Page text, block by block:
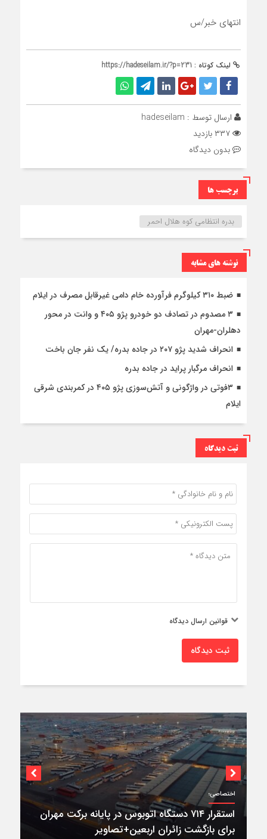
انتهای خبر/س
لینک کوتاه : https://hadeseilam.ir/?p=231
ارسال توسط : hadeseilam
بدون دیدگاه
برچسب ها
بدره انتظامی کوه هلال احمر
نوشته های مشابه
ضبط ۳۱۰ کیلوگرم فرآورده خام دامی غیرقابل مصرف در ایلام
۳ مصدوم در تصادف دو خودرو پژو ۴۰۵ و وانت در محور
دهلران-مهران
انحراف شدید پژو ۲۰۷ در جاده بدره/ یک نفر جان باخت
انحراف مرگبار پراید در جاده بدره
۳فوتی در واژگونی و آتش‌سوزی پژو ۴۰۵ در کمربندی شرقی
ایلام
ثبت دیدگاه
قوانین ارسال دیدگاه
ثبت دیدگاه
اختصاصی؛
استقرار ۷۱۴ دستگاه اتوبوس در پایانه برکت مهران
برای بازگشت زائران اربعین+تصاویر